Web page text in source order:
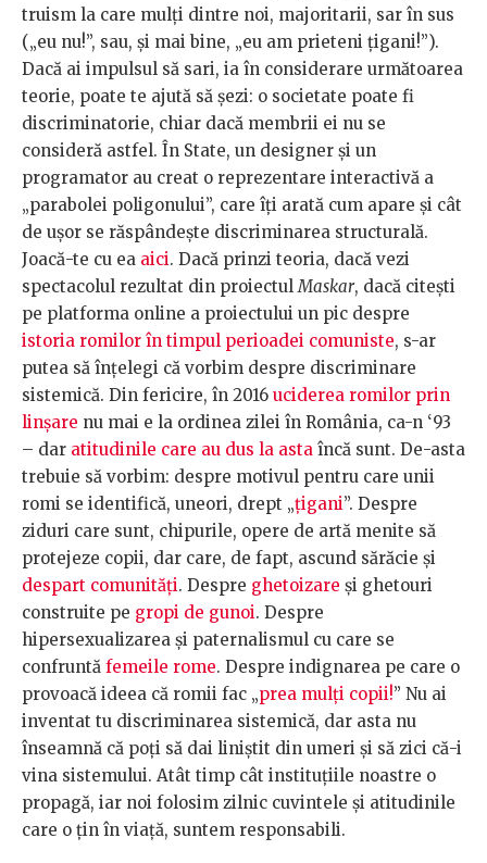
truism la care mulți dintre noi, majoritarii, sar în sus
(„eu nu!”, sau, și mai bine, „eu am prieteni țigani!”).
Dacă ai impulsul să sari, ia în considerare următoarea
teorie, poate te ajută să șezi: o societate poate fi
discriminatorie, chiar dacă membrii ei nu se
consideră astfel. În State, un designer și un
programator au creat o reprezentare interactivă a
„parabolei poligonului”, care îți arată cum apare și cât
de ușor se răspândește discriminarea structurală.
Joacă-te cu ea aici. Dacă prinzi teoria, dacă vezi
spectacolul rezultat din proiectulMaskar, dacă citești
pe platforma online a proiectului un pic despre
istoria romilor în timpul perioadei comuniste, s-ar
putea să înțelegi că vorbim despre discriminare
sistemică. Din fericire, în 2016 uciderea romilor prin
linșare nu mai e la ordinea zilei în România, ca-n ‘93
– dar atitudinile care au dus la asta încă sunt. De-asta
trebuie să vorbim: despre motivul pentru care unii
romi se identifică, uneori, drept „țigani”. Despre
ziduri care sunt, chipurile, opere de artă menite să
protejeze copii, dar care, de fapt, ascund sărăcie și
despart comunități. Despre ghetoizare și ghetouri
construite pe gropi de gunoi. Despre
hipersexualizarea și paternalismul cu care se
confruntă femeile rome. Despre indignarea pe care o
provoacă ideea că romii fac „prea mulți copii!” Nu ai
inventat tu discriminarea sistemică, dar asta nu
înseamnă că poți să dai liniștit din umeri și să zici că-i
vina sistemului. Atât timp cât instituțiile noastre o
propagă, iar noi folosim zilnic cuvintele și atitudinile
care o țin în viață, suntem responsabili.